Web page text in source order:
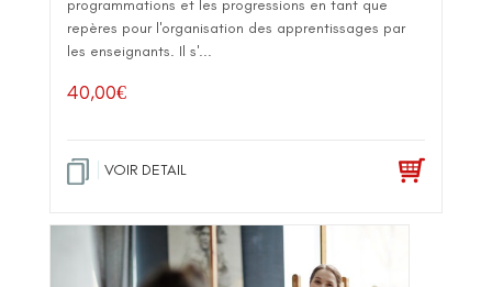
programmations et les progressions en tant que
repères pour l'organisation des apprentissages par
les enseignants. Il s'...
40,00€
VOIR DETAIL